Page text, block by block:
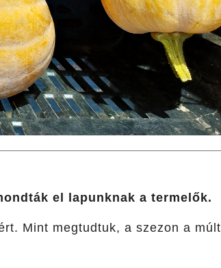
el lapunknak a termelők.
Mint megtudtuk, a szezon a múlt